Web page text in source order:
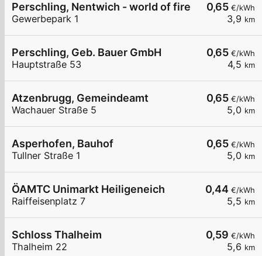
0,65 €/kWh
3,9 km
Perschling, Nentwich - world of fire
Gewerbepark 1
0,65 €/kWh
4,5 km
Perschling, Geb. Bauer GmbH
Hauptstraße 53
0,65 €/kWh
5,0 km
Atzenbrugg, Gemeindeamt
Wachauer Straße 5
0,65 €/kWh
5,0 km
Asperhofen, Bauhof
Tullner Straße 1
0,44 €/kWh
5,5 km
ÖAMTC Unimarkt Heiligeneich
Raiffeisenplatz 7
0,59 €/kWh
5,6 km
Schloss Thalheim
Thalheim 22